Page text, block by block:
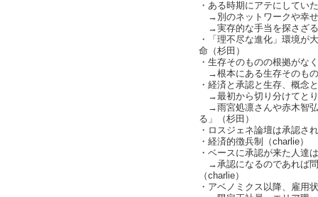
・ある時期にアテにしてい
→別のネットワークや幸
→実存的な手当を探さざ
・「理不尽な進化」環境が
命（杉田）
・生存そのものの根拠がな
→根本にある生存そのもの
・経済と承認と生存、概念
→最初から切り分けてと
→雨宮処凛さんや赤木智弘
る」（杉田）
・ロスジェネ論壇は承認さ
・経済的徴兵制（charlie）
・ベースに承認が来た人達
→承認になるのであれば
（charlie）
・アベノミクス以降、雇用